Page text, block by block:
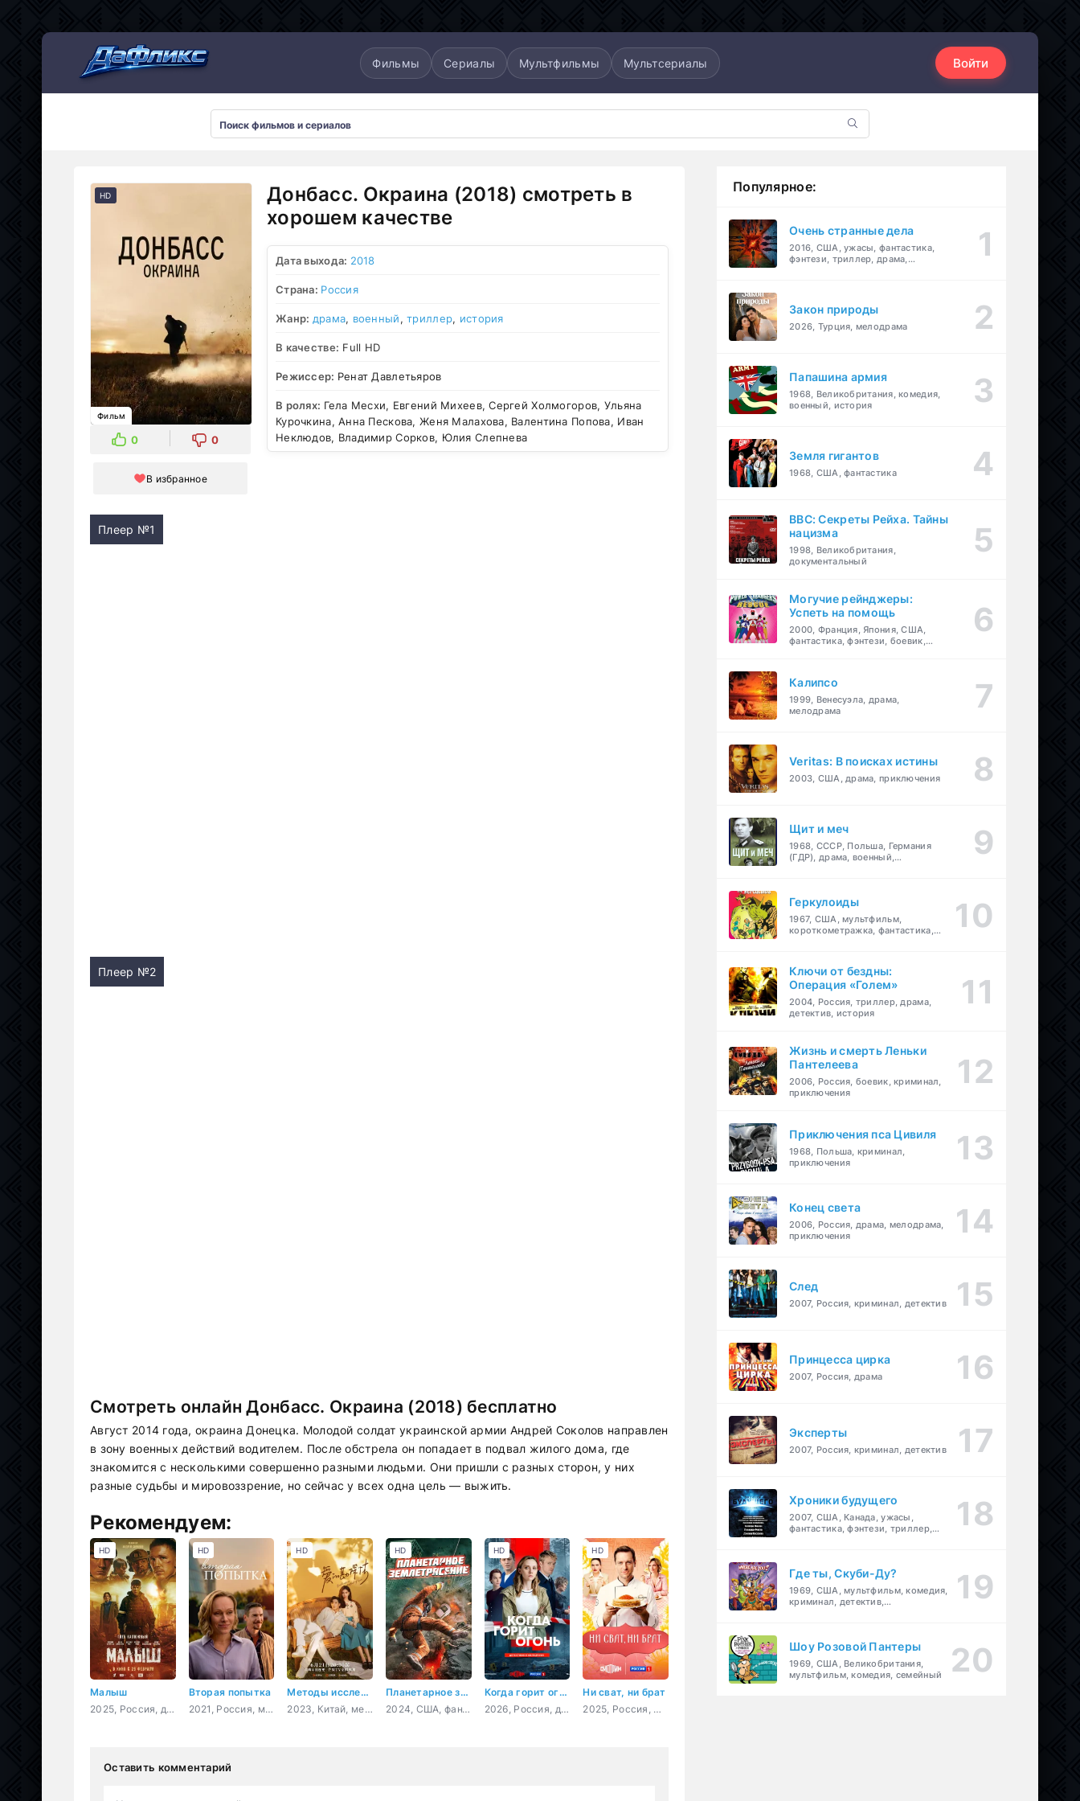
Фильмы Сериалы Мультфильмы Мультсериалы Войти
HD
Фильм
0 0
В избранное
Донбасс. Окраина (2018) смотреть в
хорошем качестве
Дата выхода: 2018
Страна: Россия
Жанр: драма, военный,триллер, история
В качестве: Full HD
Режиссер: Ренат Давлетьяров
В ролях: Гела Месхи, Евгений Михеев, Сергей Холмогоров, Ульяна
Курочкина, Анна Пескова, Женя Малахова, Валентина Попова, Иван
Неклюдов, Владимир Сорков, Юлия Слепнева
Плеер №1
Плеер №2
Смотреть онлайн Донбасс. Окраина (2018) бесплатно
Август 2014 года, окраина Донецка. Молодой солдат украинской армии Андрей Соколов направлен
в зону военных действий водителем. После обстрела он попадает в подвал жилого дома, где
знакомится с несколькими совершенно разными людьми. Они пришли с разных сторон, у них
разные судьбы и мировоззрение, но сейчас у всех одна цель — выжить.
Рекомендуем:
Малыш
2025, Россия, драма, военный
HD
Вторая попытка
2021, Россия, мелодрама
HD
Методы исследования любви
2023, Китай, мелодрама, комедия, детектив
HD
Планетарное землетрясение
2024, США, фантастика, приключения
HD
Когда горит огонь
2026, Россия, детектив, мелодрама
HD
Ни сват, ни брат
2025, Россия, мелодрама
HD
Оставить комментарий
Популярное:
Очень странные дела
2016, США, ужасы, фантастика,
фэнтези, триллер, драма,
Закон природы
2026, Турция, мелодрама
Папашина армия
1968, Великобритания, комедия,
военный, история
Земля гигантов
1968, США, фантастика
BBC: Секреты Рейха. Тайны
нацизма
1998, Великобритания,
документальный
Могучие рейнджеры:
Успеть на помощь
2000, Франция, Япония, США,
фантастика, фэнтези, боевик,
Калипсо
1999, Венесуэла, драма,
мелодрама
Veritas: В поисках истины
2003, США, драма, приключения
Щит и меч
1968, СССР, Польша, Германия
(ГДР), драма, военный,
Геркулоиды
1967, США, мультфильм,
короткометражка, фантастика,
Ключи от бездны:
Операция «Голем»
2004, Россия, триллер, драма,
детектив, история
Жизнь и смерть Леньки
Пантелеева
2006, Россия, боевик, криминал,
приключения
Приключения пса Цивиля
1968, Польша, криминал,
приключения
Конец света
2006, Россия, драма, мелодрама,
приключения
След
2007, Россия, криминал, детектив
Принцесса цирка
2007, Россия, драма
Эксперты
2007, Россия, криминал, детектив
Хроники будущего
2007, США, Канада, ужасы,
фантастика, фэнтези, триллер,
Где ты, Скуби-Ду?
1969, США, мультфильм, комедия,
криминал, детектив,
Шоу Розовой Пантеры
1969, США, Великобритания,
мультфильм, комедия, семейный
Мультсериалы